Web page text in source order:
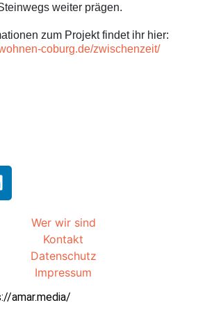
weiter prägen.
zum Projekt findet ihr hier:
coburg.de/zwischenzeit/
Wer wir sind
Kontakt
Datenschutz
Impressum
amar.media/